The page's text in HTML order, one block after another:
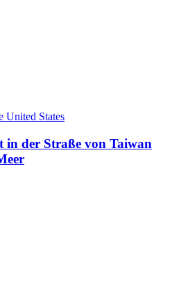
United States
in der Straße von Taiwan